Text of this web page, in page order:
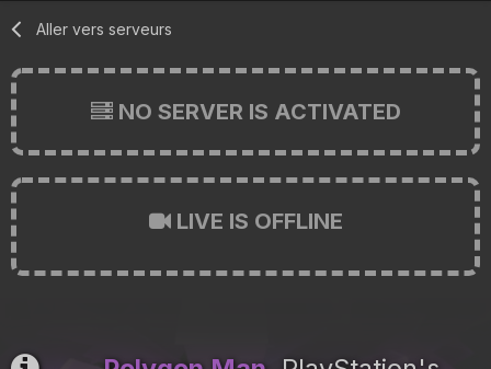
Aller vers serveurs
NO SERVER IS ACTIVATED
LIVE IS OFFLINE